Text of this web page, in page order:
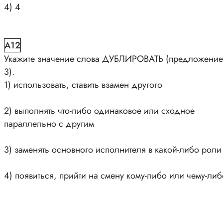
4) 4
A12
Укажите значение слова ДУБЛИРОВАТЬ (предложение
3).
1) использовать, ставить взамен другого
2) выполнять что-либо одинаковое или сходное
параллельно с другим
3) заменять основного исполнителя в какой-либо роли
4) появиться, прийти на смену кому-либо или чему-